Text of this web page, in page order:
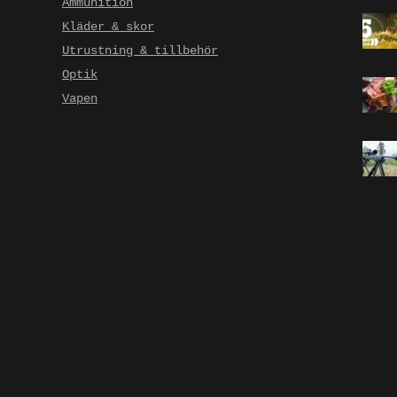
Kläder & skor
Utrustning & tillbehör
Optik
Vapen